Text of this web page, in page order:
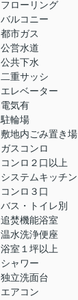
フローリング
バルコニー
都市ガス
公営水道
公共下水
二重サッシ
エレベーター
電気有
駐輪場
敷地内ごみ置き場
ガスコンロ
コンロ２口以上
システムキッチン
コンロ３口
バス・トイレ別
追焚機能浴室
温水洗浄便座
浴室１坪以上
シャワー
独立洗面台
エアコン